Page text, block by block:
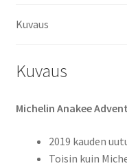
määrä
Kuvaus
Kuvaus
Michelin Anakee
2019 kauden
Toisin kuin